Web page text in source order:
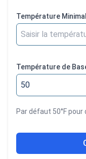
Température
Température de
Par défaut 50°F